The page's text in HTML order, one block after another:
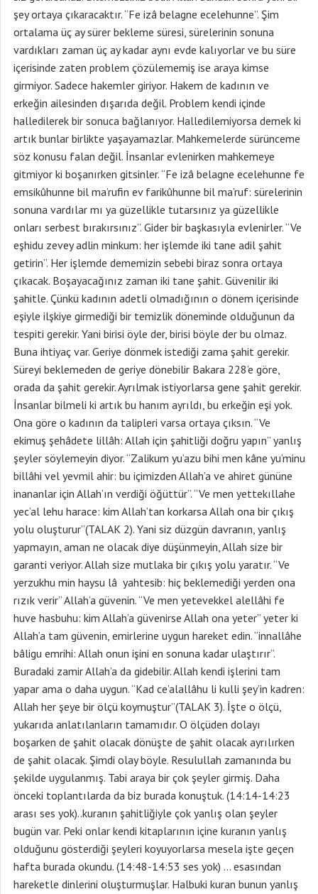
şey ortaya çıkaracaktır. “Fe izâ belagne ecelehunne”. Şim
ortalama üç ay sürer bekleme süresi, sürelerinin sonuna
vardıkları zaman üç ay kadar aynı evde kalıyorlar ve bu süre
içerisinde zaten problem çözülememiş ise araya kimse
girmiyor. Sadece hakemler giriyor. Hakem de kadının ve
erkeğin ailesinden dışarıda değil. Problem kendi içinde
halledilerek bir sonuca bağlanıyor. Halledilemiyorsa demek ki
artık bunlar birlikte yaşayamazlar. Mahkemelerde sürünceme
söz konusu falan değil. İnsanlar evlenirken mahkemeye
gitmiyor ki boşanırken gitsinler. “Fe izâ belagne ecelehunne fe
emsikûhunne bil ma’rufin ev farikûhunne bil ma’ruf: sürelerinin
sonuna vardılar mı ya güzellikle tutarsınız ya güzellikle
onları serbest bırakırsınız”. Gider bir başkasıyla evlenirler. “Ve
eşhidu zevey adlin minkum: her işlemde iki tane adil şahit
getirin”. Her işlemde dememizin sebebi biraz sonra ortaya
çıkacak. Boşayacağınız zaman iki tane şahit. Güvenilir iki
şahitle. Çünkü kadının adetli olmadığının o dönem içerisinde
eşiyle ilşkiye girmediği bir temizlik döneminde olduğunun da
tespiti gerekir. Yani birisi öyle der, birisi böyle der bu olmaz.
Buna ihtiyaç var. Geriye dönmek istediği zama şahit gerekir.
Süreyi beklemeden de geriye dönebilir Bakara 228’e göre,
orada da şahit gerekir. Ayrılmak istiyorlarsa gene şahit gerekir.
İnsanlar bilmeli ki artık bu hanım ayrıldı, bu erkeğin eşi yok.
Ona göre o kadının da talipleri varsa ortaya çıksın. “Ve
ekimuş şehâdete lillâh: Allah için şahitliği doğru yapın” yanlış
şeyler söylemeyin diyor. “Zalikum yu’azu bihi men kâne yu’minu
billâhi vel yevmil ahir: bu içimizden Allah’a ve ahiret gününe
inananlar için Allah’ın verdiği öğüttür”. “Ve men yettekıllahe
yec’al lehu harace: kim Allah’tan korkarsa Allah ona bir çıkış
yolu oluşturur”(TALAK 2). Yani siz düzgün davranın, yanlış
yapmayın, aman ne olacak diye düşünmeyin, Allah size bir
garanti veriyor. Allah size mutlaka bir çıkış yolu yaratır. “Ve
yerzukhu min haysu lâ yahtesib: hiç beklemediği yerden ona
rızık verir” Allah’a güvenin. “Ve men yetevekkel alellâhi fe
huve hasbuhu: kim Allah’a güvenirse Allah ona yeter” yeter ki
Allah’a tam güvenin, emirlerine uygun hareket edin. “innallâhe
bâligu emrihi: Allah onun işini en sonuna kadar ulaştırır”.
Buradaki zamir Allah’a da gidebilir. Allah kendi işlerini tam
yapar ama o daha uygun. “Kad ce’alallâhu li kulli şey’in kadren:
Allah her şeye bir ölçü koymuştur”(TALAK 3). İşte o ölçü,
yukarıda anlatılanların tamamıdır. O ölçüden dolayı
boşarken de şahit olacak dönüşte de şahit olacak ayrılırken
de şahit olacak. Şimdi olay böyle. Resulullah zamanında bu
şekilde uygulanmış. Tabi araya bir çok şeyler girmiş. Daha
önceki toplantılarda da biz burada konuştuk. (14:14-14:23
arası ses yok)..kuranın şahitliğiyle çok yanlış olan şeyler
bugün var. Peki onlar kendi kitaplarının içine kuranın yanlış
olduğunu gösterdiği şeyleri koyuyorlarsa mesela işte geçen
hafta burada okundu. (14:48-14:53 ses yok) … esasından
hareketle dinlerini oluşturmuşlar. Halbuki kuran bunun yanlış